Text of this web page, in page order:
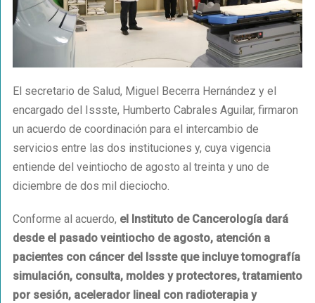
El secretario de Salud, Miguel Becerra Hernández y el
encargado del Issste, Humberto Cabrales Aguilar, firmaron
un acuerdo de coordinación para el intercambio de
servicios entre las dos instituciones y, cuya vigencia
entiende del veintiocho de agosto al treinta y uno de
diciembre de dos mil dieciocho.
Conforme al acuerdo, el Instituto de Cancerología dará
desde el pasado veintiocho de agosto, atención a
pacientes con cáncer del Issste que incluye tomografía
simulación, consulta, moldes y protectores, tratamiento
por sesión, acelerador lineal con radioterapia y